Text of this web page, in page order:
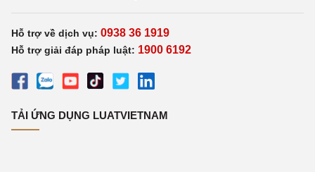
Hỗ trợ về dịch vụ: 0938 36 1919
Hỗ trợ giải đáp pháp luật: 1900 6192
TẢI ỨNG DỤNG LUATVIETNAM